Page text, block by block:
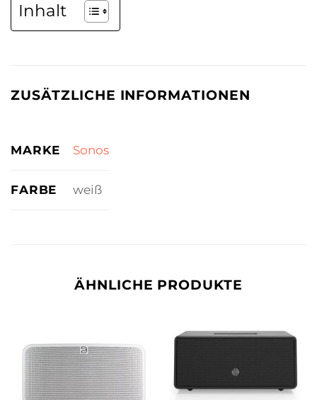
Inhalt
ZUSÄTZLICHE INFORMATIONEN
MARKE Sonos
FARBE weiß
ÄHNLICHE PRODUKTE